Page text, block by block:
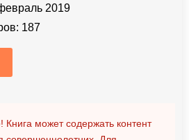
2019
187
Книга может содержать контент